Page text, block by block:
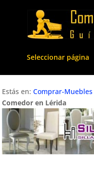
Seleccionar página
Estás en:Comprar-Muebles
Comedor en Lérida